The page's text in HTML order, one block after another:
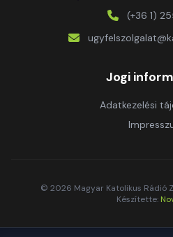
(+36 1)
Jogi
Adatkezelési
© 2026 Magyar Katolikus Rádió
Készítette: